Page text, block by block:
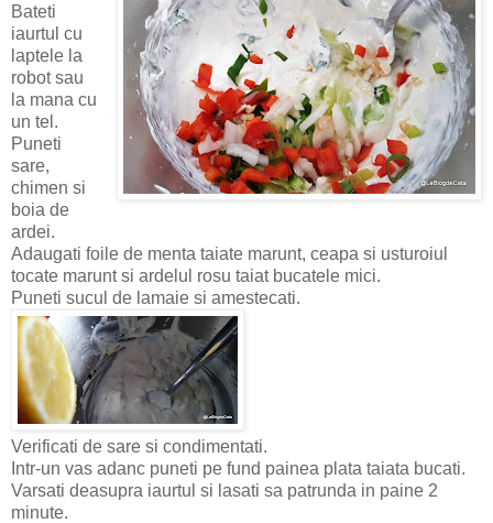
Bateti
iaurtul cu
laptele la
robot sau
la mana cu
un tel.
Puneti
sare,
chimen si
boia de
ardei.
Adaugati foile de menta taiate marunt, ceapa si usturoiul
tocate marunt si ardelul rosu taiat bucatele mici.
Puneti sucul de lamaie si amestecati.
Verificati de sare si condimentati.
Intr-un vas adanc puneti pe fund painea plata taiata bucati.
Varsati deasupra iaurtul si lasati sa patrunda in paine 2
minute.